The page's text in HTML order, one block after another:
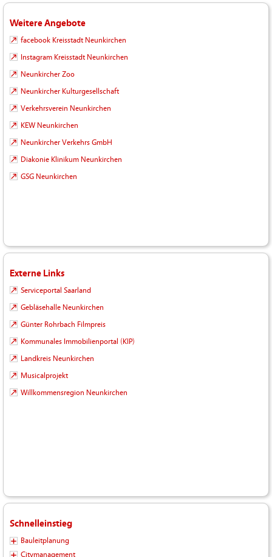
Weitere Angebote
facebook Kreisstadt Neunkirchen
Instagram Kreisstadt Neunkirchen
Neunkircher Zoo
Neunkircher Kulturgesellschaft
Verkehrsverein Neunkirchen
KEW Neunkirchen
Neunkircher Verkehrs GmbH
Diakonie Klinikum Neunkirchen
GSG Neunkirchen
Externe Links
Serviceportal Saarland
Gebläsehalle Neunkirchen
Günter Rohrbach Filmpreis
Kommunales Immobilienportal (KIP)
Landkreis Neunkirchen
Musicalprojekt
Willkommensregion Neunkirchen
Schnelleinstieg
Bauleitplanung
Citymanagement